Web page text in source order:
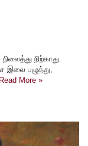
நிற்காது.
இலை பழுத்து,
Read More »